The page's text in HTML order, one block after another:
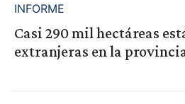
INFORME
Casi 290 mil hectáreas
extranjeras en la